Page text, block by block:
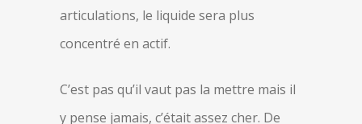
articulations, le liquide sera plus
concentré en actif.
C’est pas qu’il vaut pas la mettre mais il
y pense jamais, c’était assez cher. De